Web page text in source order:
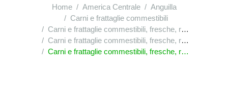
Home America Centrale
Anguilla
Carni e frattaglie commestibili
Carni e frattaglie commestibili, fresche, refrigerate o congelate, di volatili della voce|0105
Carni e frattaglie commestibili, fresche, refrigerate o congelate, di volatili della voce|0105 : di faraone
Carni e frattaglie commestibili, fresche, refrigerate o congelate, di volatili della voce|0105 : di faraone : interi, freschi, refrigerati o congelati